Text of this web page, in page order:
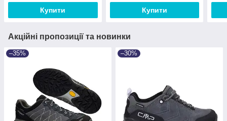
Купити Купити
Акційні пропозиції та новинки
–35% –30%